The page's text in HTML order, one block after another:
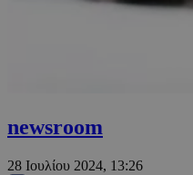
newsroom
28 Ιουλίου 2024, 13:26